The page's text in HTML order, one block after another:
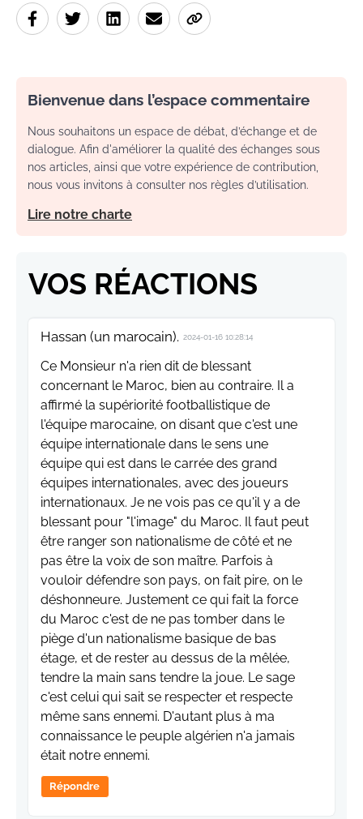
Bienvenue dans l’espace commentaire
Nous souhaitons un espace de débat, d’échange et de
dialogue. Afin d'améliorer la qualité des échanges sous
nos articles, ainsi que votre expérience de contribution,
nous vous invitons à consulter nos règles d’utilisation.
Lire notre charte
VOS RÉACTIONS
Hassan (un marocain). 2024-01-16 10:28:14
Ce Monsieur n'a rien dit de blessant
concernant le Maroc, bien au contraire. Il a
affirmé la supériorité footballistique de
l'équipe marocaine, on disant que c'est une
équipe internationale dans le sens une
équipe qui est dans le carrée des grand
équipes internationales, avec des joueurs
internationaux. Je ne vois pas ce qu'il y a de
blessant pour "l'image" du Maroc. Il faut peut
être ranger son nationalisme de côté et ne
pas être la voix de son maître. Parfois à
vouloir défendre son pays, on fait pire, on le
déshonneure. Justement ce qui fait la force
du Maroc c'est de ne pas tomber dans le
piège d'un nationalisme basique de bas
étage, et de rester au dessus de la mêlée,
tendre la main sans tendre la joue. Le sage
c'est celui qui sait se respecter et respecte
même sans ennemi. D'autant plus à ma
connaissance le peuple algérien n'a jamais
était notre ennemi.
Répondre